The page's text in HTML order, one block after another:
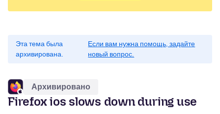
Эта тема была
архивирована.
Если вам нужна помощь, задайте
новый вопрос.
Архивировано
Firefox ios slows down during use